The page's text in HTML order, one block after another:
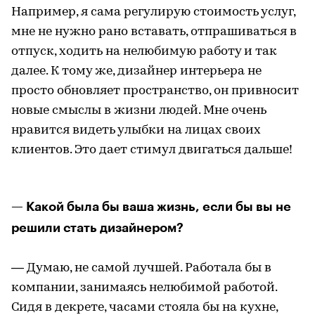
Например, я сама регулирую стоимость услуг,
мне не нужно рано вставать, отпрашиваться в
отпуск, ходить на нелюбимую работу и так
далее. К тому же, дизайнер интерьера не
просто обновляет пространство, он привносит
новые смыслы в жизни людей. Мне очень
нравится видеть улыбки на лицах своих
клиентов. Это дает стимул двигаться дальше!
— Какой была бы ваша жизнь, если бы вы не
решили стать дизайнером?
— Думаю, не самой лучшей. Работала бы в
компании, занимаясь нелюбимой работой.
Сидя в декрете, часами стояла бы на кухне,